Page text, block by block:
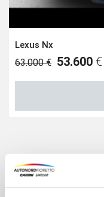
Lexus Nx
63.000 € 53.600 €